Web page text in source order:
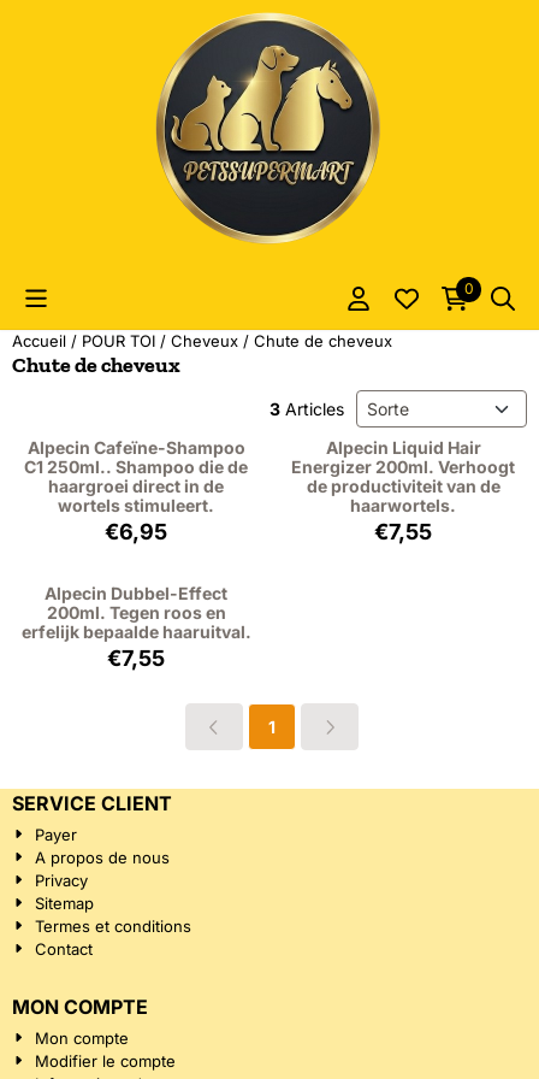
Les préférences de cookies sont actuellement fermées.
0
Accueil / POUR TOI / Cheveux / Chute de cheveux
Chute de cheveux
3 Articles Méthode de tri
Alpecin Cafeïne-Shampoo
C1 250ml.. Shampoo die de
haargroei direct in de
wortels stimuleert.
Prix: 6,95, hors TVA : 5,74
€6,95
Alpecin Liquid Hair
Energizer 200ml. Verhoogt
de productiviteit van de
haarwortels.
Prix: 7,55, hors
€7,55
Alpecin Dubbel-Effect
200ml. Tegen roos en
erfelijk bepaalde haaruitval.
Prix: 7,55, hors TVA : 6,24
€7,55
1
SERVICE CLIENT
Payer
A propos de nous
Privacy
Sitemap
Termes et conditions
Contact
MON COMPTE
Mon compte
Modifier le compte